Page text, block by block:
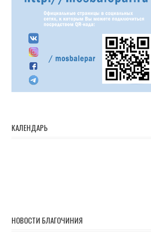
КАЛЕНДАРЬ
НОВОСТИ БЛАГОЧИНИЯ